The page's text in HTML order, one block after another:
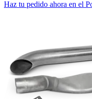
Haz tu pedido ahora en el